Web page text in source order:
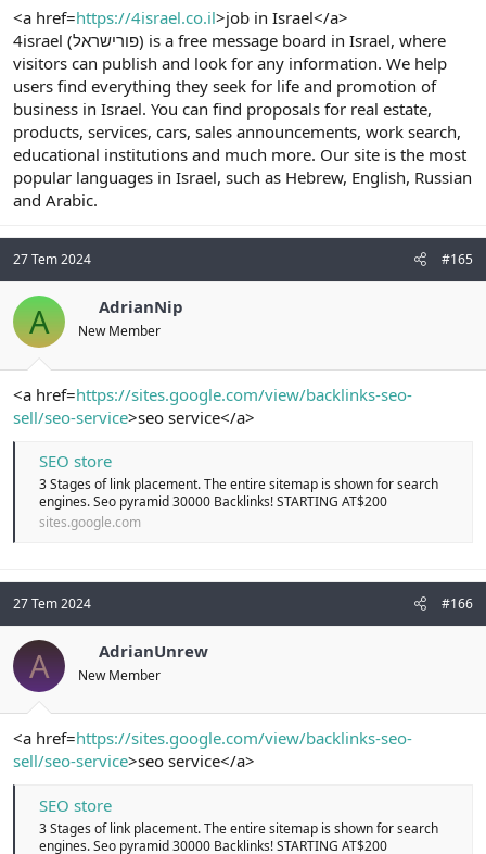
<a href=https://4israel.co.il>job in Israel</a>
4israel (פורישראל) is a free message board in Israel, where
visitors can publish and look for any information. We help
users find everything they seek for life and promotion of
business in Israel. You can find proposals for real estate,
products, services, cars, sales announcements, work search,
educational institutions and much more. Our site is the most
popular languages in Israel, such as Hebrew, English, Russian
and Arabic.
27 Tem 2024 #165
A AdrianNip
New Member
<a href=https://sites.google.com/view/backlinks-seo-
sell/seo-service>seo service</a>
SEO store
3 Stages of link placement. The entire sitemap is shown for search
engines. Seo pyramid 30000 Backlinks! STARTING AT$200
sites.google.com
27 Tem 2024 #166
A AdrianUnrew
New Member
<a href=https://sites.google.com/view/backlinks-seo-
sell/seo-service>seo service</a>
SEO store
3 Stages of link placement. The entire sitemap is shown for search
engines. Seo pyramid 30000 Backlinks! STARTING AT$200